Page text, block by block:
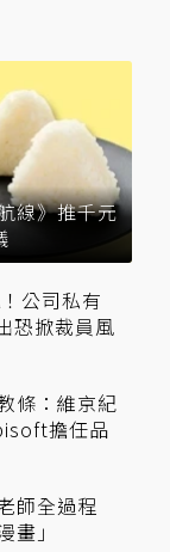
線》推千元
公司私有
恐掀裁員風
條：維京紀
擔任品
師全過程
畫」